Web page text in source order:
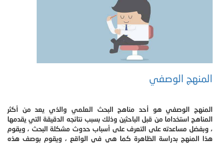
المنهج الوصفي
المنهج الوصفي هو أحد مناهج البحث العلمي والذي يعد من أكثر
المناهج استخداما من قبل الباحثين وذلك بسبب نتائجه الدقيقة التي يقدمها
، وبفضل مساعدته على التعرف على أسباب حدوث مشكلة البحث ، ويقوم
هذا المنهج بدراسة الظاهرة كما هي في الواقع ، ويقوم بوصف هذه